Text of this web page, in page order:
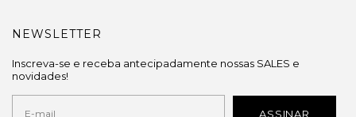
NEWSLETTER
Inscreva-se e receba antecipadamente nossas SALES e
novidades!